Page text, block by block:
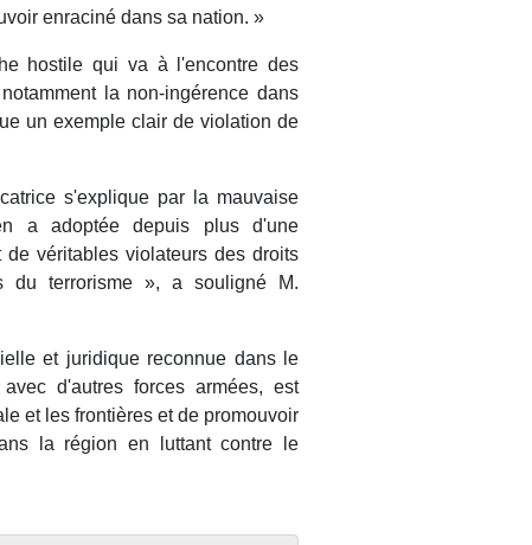
enraciné dans sa nation. »
hostile qui va à l'encontre des
la non-ingérence dans
un exemple clair de violation de
s'explique par la mauvaise
a adoptée depuis plus d'une
véritables violateurs des droits
du terrorisme », a souligné M.
et juridique reconnue dans le
d'autres forces armées, est
et les frontières et de promouvoir
la région en luttant contre le